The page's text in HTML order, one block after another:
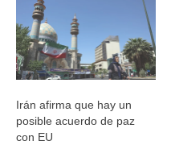
ventana
nueva)
ventana
nueva)
Irán afirma que hay un
posible acuerdo de paz
con EU